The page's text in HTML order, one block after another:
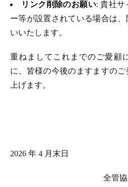
リンク削除のお願い: 貴社サ
ー等が設置されている場合は
いいたします。
重ねましてこれまでのご愛顧
に、皆様の今後のますますの
上げます。
2026 年 4 月末日
全管